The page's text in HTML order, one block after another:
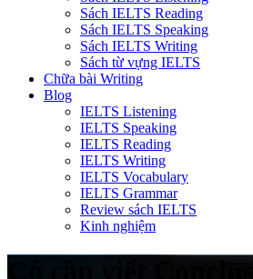
Sách IELTS Reading
Sách IELTS Speaking
Sách IELTS Writing
Sách từ vựng IELTS
Chữa bài Writing
Blog
IELTS Listening
IELTS Speaking
IELTS Reading
IELTS Writing
IELTS Vocabulary
IELTS Grammar
Review sách IELTS
Kinh nghiệm
Có cần viết